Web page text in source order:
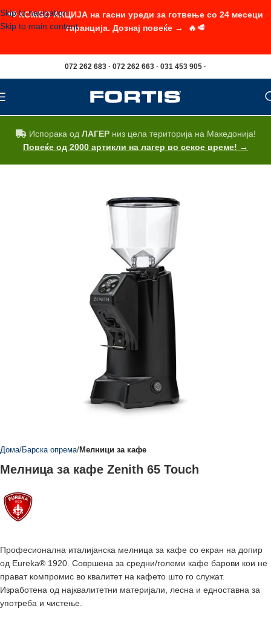
Skip to navigation
Skip to main content
072 262 683 · 072 262 663 · 031 453 905 ·
Испорака од ЛАГЕРниз цела територија на Македонија!
Повеќе од 2000 артикли на лагер во секое време! →
Дома Барска опрема Мелници за кафе
Мелница за кафе Zenith 65 Touch
Професионална италијанска мелница за кафе со екран на допир
од Eureka® 1920. Совршена за средни/големи кафе барови кои не
прават компромис во квалитет на кафето што го служат.
Изработена од најквалитетни материјали, лесна и едноставна за
употреба и чистење.
📢 КОМБО АКЦИЈА на гасни уреди за готвење со 24 месеци
гаранција. Дознај повеќе → 🔥🥩